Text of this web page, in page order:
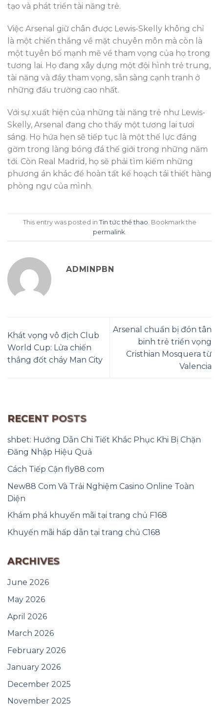
tạo và phát triển tài năng trẻ.
Việc Arsenal giữ chân được Lewis-Skelly không chỉ
là một chiến thắng về mặt chuyên môn mà còn là
một tuyên bố mạnh mẽ về tham vọng của họ trong
tương lai. Họ đang xây dựng một đội hình trẻ trung,
tài năng và đầy tham vọng, sẵn sàng cạnh tranh ở
những đấu trường cao nhất.
Với sự xuất hiện của những tài năng trẻ như Lewis-
Skelly, Arsenal đang cho thấy một tương lai tươi
sáng. Họ hứa hẹn sẽ tiếp tục là một thế lực đáng
gờm trong làng bóng đá thế giới trong những năm
tới. Còn Real Madrid, họ sẽ phải tìm kiếm những
phương án khác để hoàn tất kế hoạch tái thiết hàng
phòng ngự của mình.
This entry was posted in Tin tức thể thao . Bookmark the
permalink
ADMINPBN
Khát vọng vô địch Club
World Cup: Lửa chiến
thắng đốt cháy Man City
Arsenal chuẩn bị đón tân
binh trẻ triển vọng
Cristhian Mosquera từ
Valencia
RECENT POSTS
shbet: Hướng Dẫn Chi Tiết Khắc Phục Khi Bị Chặn
Đăng Nhập Hiệu Quả
Cách Tiếp Cận fly88 com
New88 Com Và Trải Nghiệm Casino Online Toàn
Diện
Khám phá khuyến mãi tại trang chủ F168
Khuyến mãi hấp dẫn tại trang chủ C168
ARCHIVES
June 2026
May 2026
April 2026
March 2026
February 2026
January 2026
December 2025
November 2025